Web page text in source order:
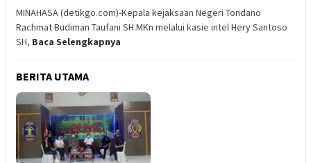
MINAHASA (detikgo.com)-Kepala kejaksaan Negeri Tondano
Rachmat Budiman Taufani SH.MKn melalui kasie intel Hery Santoso
SH, Baca Selengkapnya
BERITA UTAMA